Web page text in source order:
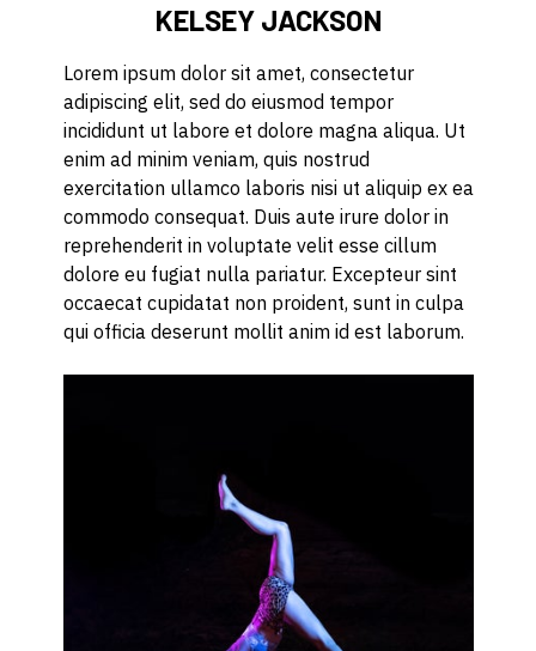
KELSEY JACKSON
Lorem ipsum dolor sit amet, consectetur
adipiscing elit, sed do eiusmod tempor
incididunt ut labore et dolore magna aliqua. Ut
enim ad minim veniam, quis nostrud
exercitation ullamco laboris nisi ut aliquip ex ea
commodo consequat. Duis aute irure dolor in
reprehenderit in voluptate velit esse cillum
dolore eu fugiat nulla pariatur. Excepteur sint
occaecat cupidatat non proident, sunt in culpa
qui officia deserunt mollit anim id est laborum.